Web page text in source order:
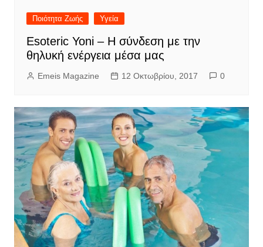
Ποιότητα Ζωής Υγεία
Esoteric Yoni – Η σύνδεση με την
θηλυκή ενέργεια μέσα μας
Emeis Magazine 12 Οκτωβρίου, 2017 0